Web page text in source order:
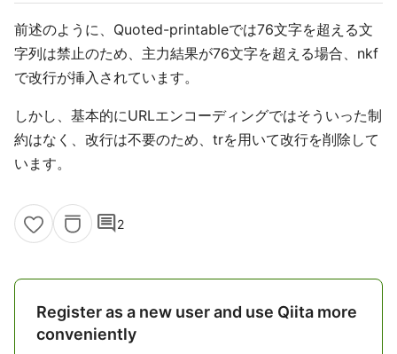
前述のように、Quoted-printableでは76文字を超える文
字列は禁止のため、主力結果が76文字を超える場合、nkf
で改行が挿入されています。
しかし、基本的にURLエンコーディングではそういった制
約はなく、改行は不要のため、trを用いて改行を削除して
います。
comment2
Register as a new user and use Qiita more
conveniently